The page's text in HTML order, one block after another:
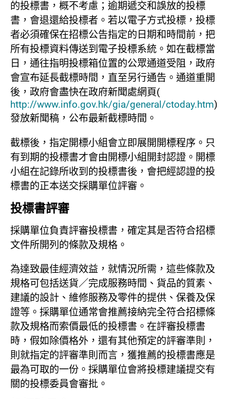
的投標書，概不考慮；逾期遞交和誤放的投標
書，會退還給投標者。若以電子方式投標，投標
者必須確保在招標公告指定的日期和時間前，把
所有投標資料傳送到電子投標系統。如在截標當
日，通往指明投標箱位置的公眾通道受阻，政府
會宣布延長截標時間，直至另行通告。通道重開
後，政府會盡快在政府新聞處網頁(
http://www.info.gov.hk/gia/general/ctoday.htm)
發放新聞稿，公布最新截標時間。
截標後，指定開標小組會立即展開開標程序。只
有到期的投標書才會由開標小組開封認證。開標
小組在記錄所收到的投標書後，會把經認證的投
標書的正本送交採購單位評審。
投標書評審
採購單位負責評審投標書，確定其是否符合招標
文件所開列的條款及規格。
為達致最佳經濟效益，就情況所需，這些條款及
規格可包括送貨／完成服務時間、貨品的質素、
建議的設計、維修服務及零件的提供、保養及保
證等。採購單位通常會推薦接納完全符合招標條
款及規格而索價最低的投標書。在評審投標書
時，假如除價格外，還有其他預定的評審準則，
則就指定的評審準則而言，獲推薦的投標書應是
最為可取的一份。採購單位會將投標建議提交有
關的投標委員會審批。